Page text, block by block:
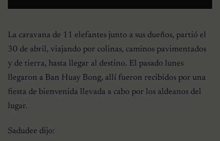
La caravana de 11 elefantes junto a sus dueños, partió el
30 de abril, viajando por colinas, caminos pavimentados
y de tierra, hasta llegar al destino. El pasado lunes
llegaron a Ban Huay Bong, allí fueron recibidos por una
fiesta de bienvenida llevada a cabo por los aldeanos del
lugar.
Sadudee dijo: